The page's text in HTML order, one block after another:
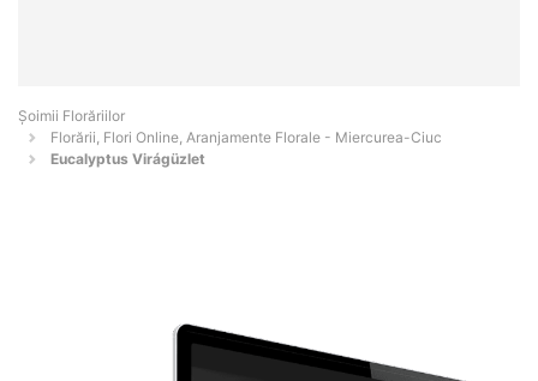
Șoimii Florăriilor
Florării, Flori Online, Aranjamente Florale - Miercurea-Ciuc
Eucalyptus Virágüzlet